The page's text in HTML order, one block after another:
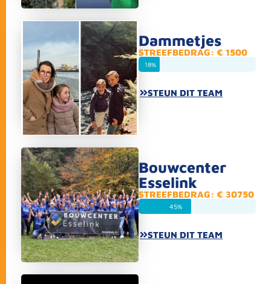
Dammetjes
STREEFBEDRAG: € 1500
18%
STEUN DIT TEAM
Bouwcenter
Esselink
STREEFBEDRAG: € 30750
45%
STEUN DIT TEAM